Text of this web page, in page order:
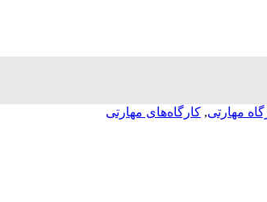
مهارتی, کارگاه‌های مهارتی